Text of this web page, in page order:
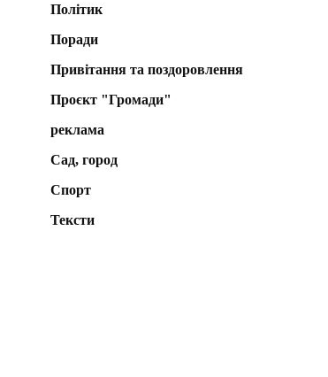
Політик
Поради
Привітання та поздоровлення
Проєкт "Громади"
реклама
Сад, город
Спорт
Тексти